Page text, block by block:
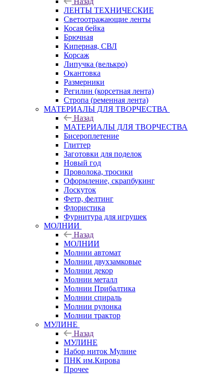
ЛЕНТЫ ТЕХНИЧЕСКИЕ
Светоотражающие ленты
Косая бейка
Брючная
Киперная, СВЛ
Корсаж
Липучка (велькро)
Окантовка
Размерники
Регилин (корсетная лента)
Стропа (ременная лента)
МАТЕРИАЛЫ ДЛЯ ТВОРЧЕСТВА
Назад
МАТЕРИАЛЫ ДЛЯ ТВОРЧЕСТВА
Бисероплетение
Глиттер
Заготовки для поделок
Новый год
Проволока, тросики
Оформление, скрапбукинг
Лоскуток
Фетр, фелтинг
Флористика
Фурнитура для игрушек
МОЛНИИ
Назад
МОЛНИИ
Молнии автомат
Молнии двухзамковые
Молнии декор
Молнии металл
Молнии Прибалтика
Молнии спираль
Молнии рулонка
Молнии трактор
МУЛИНЕ
Назад
МУЛИНЕ
Набор ниток Мулине
ПНК им.Кирова
Прочее